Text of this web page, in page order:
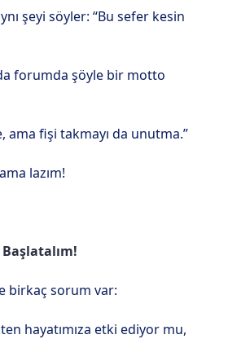
şeyi söyler: “Bu sefer kesin
forumda şöyle bir motto
ama fişi takmayı da unutma.”
lazım!
Başlatalım!
birkaç sorum var:
hayatımıza etki ediyor mu,